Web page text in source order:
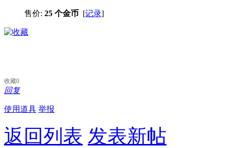
售价: 25 个金币 [记录]
收藏0
回复
使用道具 举报
返回列表 发表新帖